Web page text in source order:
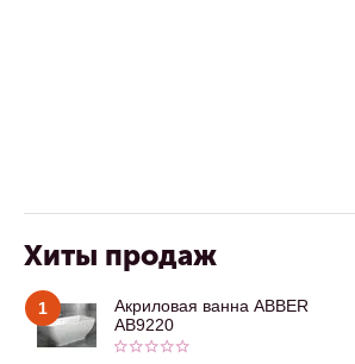
Хиты продаж
1
Акриловая ванна ABBER
AB9220